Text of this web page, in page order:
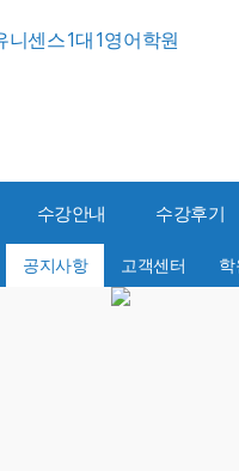
수강안내 수강후기
공지사항 고객센터